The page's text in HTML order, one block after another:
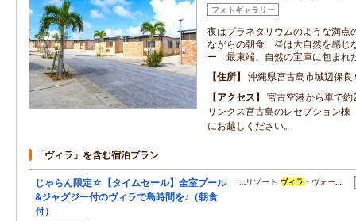
フォトギャラリー
夜はプラネタリウムのような満
ながらの朝食 昼は大自然を感じ
ー 最東端、自然の宝庫に包まれ
住所
沖縄県宮古島市城辺保良
アクセス
宮古空港から車で
リンクス宮古島のレセプション棟
にお越しください。
「ヴィラ」を含む宿泊プラン
じゃらん限定☆【タイムセール】全室プール
&ジャグジー付のヴィラで島時間を♪（朝食
付）
…リゾート ヴィラ ・ヴォー…